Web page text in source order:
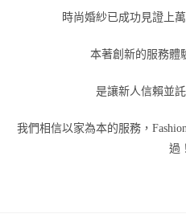
時尚婚紗已成功見證上
本著創新的服務體
是讓新人信賴並
我們相信以家為本的服務，
過！